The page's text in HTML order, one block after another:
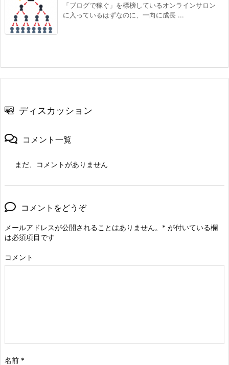
「ブログで稼ぐ」を標榜しているオンラインサロン
に入っているはずなのに、一向に成長 ...
ディスカッション
コメント一覧
まだ、コメントがありません
コメントをどうぞ
メールアドレスが公開されることはありません。 * が付いている欄
は必須項目です
コメント
名前 *